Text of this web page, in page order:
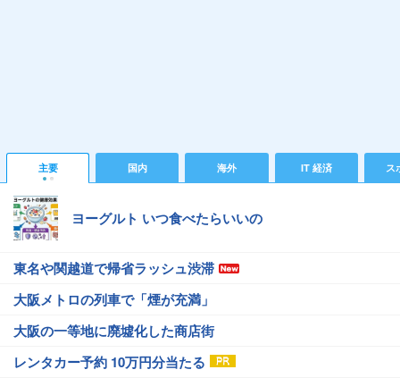
主要 国内 海外 IT 経済 ス
ヨーグルト いつ食べたらいいの
東名や関越道で帰省ラッシュ渋滞
大阪メトロの列車で「煙が充満」
大阪の一等地に廃墟化した商店街
レンタカー予約 10万円分当たる